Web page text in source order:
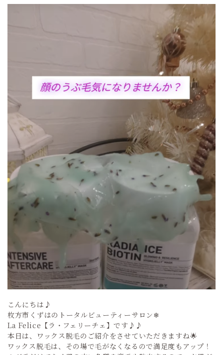
こんにちは♪
枚方市くずはのトータルビューティーサロン❄
La Felice【ラ・フェリーチェ】です♪♪
本日は、ワックス脱毛のご紹介をさせていただきますね🌟
ワックス脱毛は、その場で毛がなくなるので満足度もアップ！